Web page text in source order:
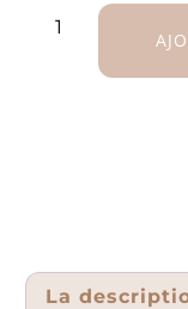
La